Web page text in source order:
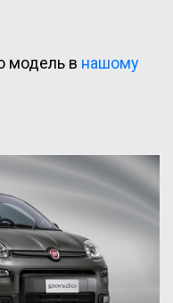
модель в нашому